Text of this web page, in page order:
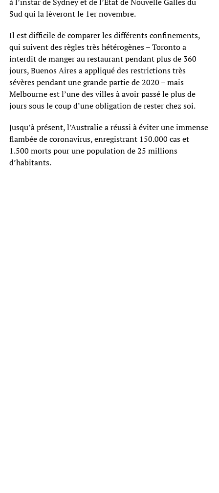
Sud qui la lèveront le 1er novembre.
Il est difficile de comparer les différents confinements,
qui suivent des règles très hétérogènes – Toronto a
interdit de manger au restaurant pendant plus de 360
jours, Buenos Aires a appliqué des restrictions très
sévères pendant une grande partie de 2020 – mais
Melbourne est l’une des villes à avoir passé le plus de
jours sous le coup d’une obligation de rester chez soi.
Jusqu’à présent, l’Australie a réussi à éviter une immense
flambée de coronavirus, enregistrant 150.000 cas et
1.500 morts pour une population de 25 millions
d’habitants.